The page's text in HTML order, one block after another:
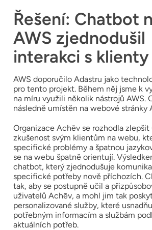
Řešení: Chatbot
AWS zjednodušil
interakci s klienty
AWS doporučilo Adastru jako
pro tento projekt. Během něj jsme k
na míru využili několik nástrojů AWS.
následně umístěn na webové stránky
Organizace Achēv se rozhodla zlepšit
zkušenost svým klientům na webu,
specifické problémy a špatnou
se na webu špatně orientují.
chatbot, který zjednodušuje
specifické potřeby nově příchozích.
tak, aby se postupně učil a
uživatelů Achēv, a mohl jim tak
personalizované služby, které
potřebným informacím a službám
aktuálních potřeb.